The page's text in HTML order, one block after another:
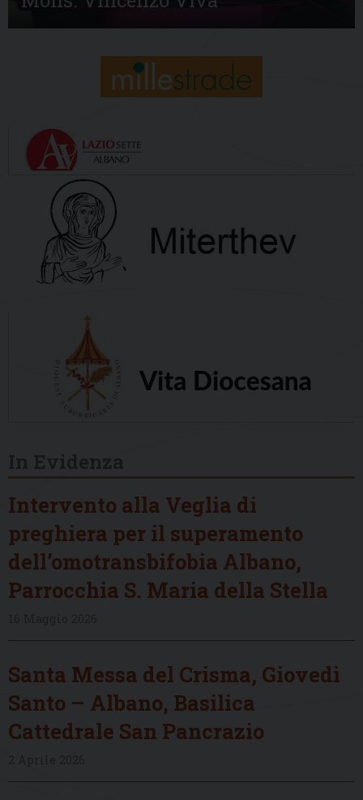
Intervento alla Veglia di
preghiera per il superamento
dell’omotransbifobia Albano,
Parrocchia S. Maria della Stella
Santa Messa del Crisma, Giovedì
Santo – Albano, Basilica
Cattedrale San Pancrazio